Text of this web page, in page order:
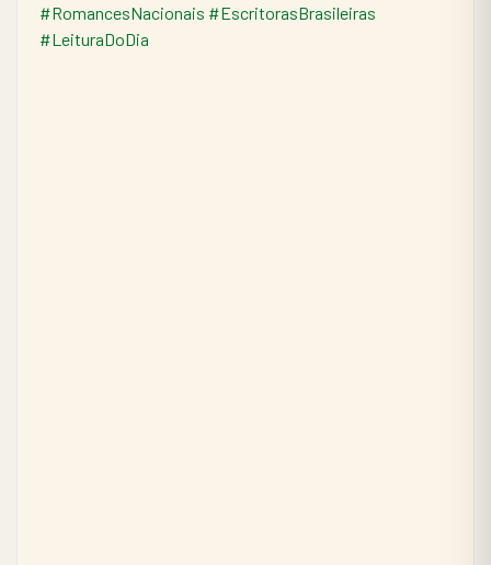
#RomancesNacionais #EscritorasBrasileiras
#LeituraDoDia